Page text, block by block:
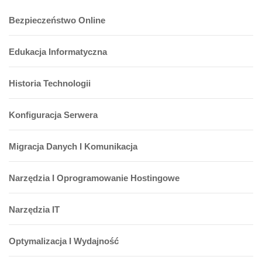
Bezpieczeństwo Online
Edukacja Informatyczna
Historia Technologii
Konfiguracja Serwera
Migracja Danych I Komunikacja
Narzędzia I Oprogramowanie Hostingowe
Narzędzia IT
Optymalizacja I Wydajność